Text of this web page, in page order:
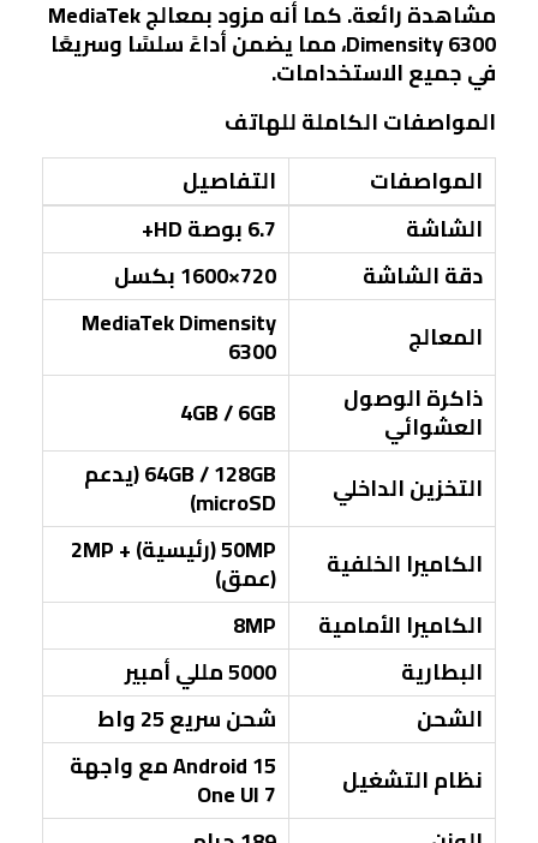
مشاهدة رائعة. كما أنه مزود بمعالج MediaTek
Dimensity 6300، مما يضمن أداءً سلسًا وسريعًا
في جميع الاستخدامات.
المواصفات الكاملة للهاتف
المواصفات
التفاصيل
الشاشة
6.7 بوصة HD+
دقة الشاشة
720×1600 بكسل
المعالج
MediaTek Dimensity
6300
ذاكرة الوصول
العشوائي
4GB / 6GB
التخزين الداخلي
64GB / 128GB (يدعم
microSD)
الكاميرا الخلفية
50MP (رئيسية) + 2MP
(عمق)
الكاميرا الأمامية
8MP
البطارية
5000 مللي أمبير
الشحن
شحن سريع 25 واط
نظام التشغيل
Android 15 مع واجهة
One UI 7